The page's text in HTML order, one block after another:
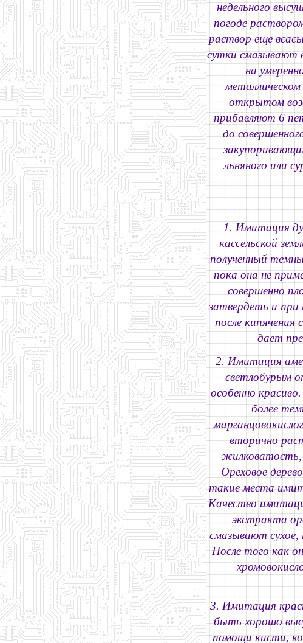
недельного
погоде
раствор еще
сутки смазывают
на
открытом
прибавляют 6
до
льняного или
1. Имитация
кассельской
полученный
пока она не
совершенно
затвердеть и
после
дает
2. Имитация
светлобурым
особенно
более
вторично
жилковатость,
Ореховое
такие места
Качество
экстракта
смазывают сухое,
После того как
3. Имитация
быть хорошо
помощи кисти,